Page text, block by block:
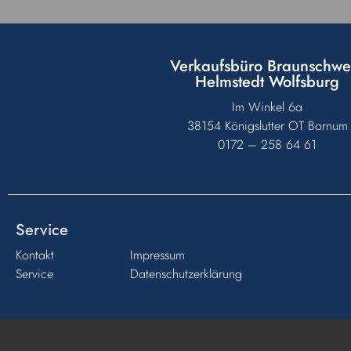
Verkaufsbüro
Helmstedt Wolfsburg
Im Winkel 6a
38154 Königslutter OT Bornum
0172 – 258 64 61
Service
Kontakt
Service
Impressum
Datenschutzerklärung